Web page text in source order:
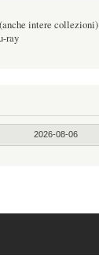
intere collezioni)
ray
2026-08-06